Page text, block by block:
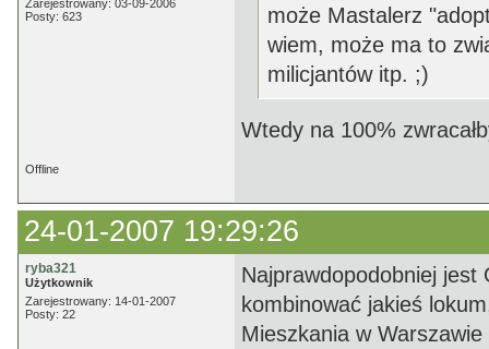
Zarejestrowany: 03-09-2006
Posty: 623
może Mastalerz
wiem, może ma to
milicjantów itp. ;)
Wtedy na 100%
Offline
24-01-2007 19:29:26
ryba321
Użytkownik
Zarejestrowany: 14-01-2007
Posty: 22
Najprawdopodobniej jest
kombinować jakieś
Mieszkania w